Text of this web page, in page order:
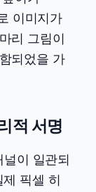
이미지가
리 그림이
되었을 가
적 서명
이 일관되
픽셀 히